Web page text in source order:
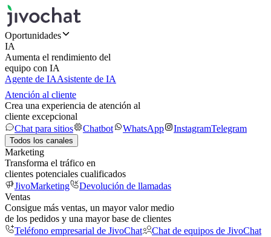
Oportunidades
IA
Aumenta el rendimiento del
equipo con IA
Agente de IAAsistente de IA
Atención al cliente
Crea una experiencia de atención al
cliente excepcional
Chat para sitios
Chatbot WhatsApp InstagramTelegram
Todos los canales
Marketing
Transforma el tráfico en
clientes potenciales cualificados
JivoMarketing
Devolución de llamadas
Ventas
Consigue más ventas, un mayor valor medio
de los pedidos y una mayor base de clientes
Teléfono empresarial de JivoChat
Chat de equipos de JivoChat